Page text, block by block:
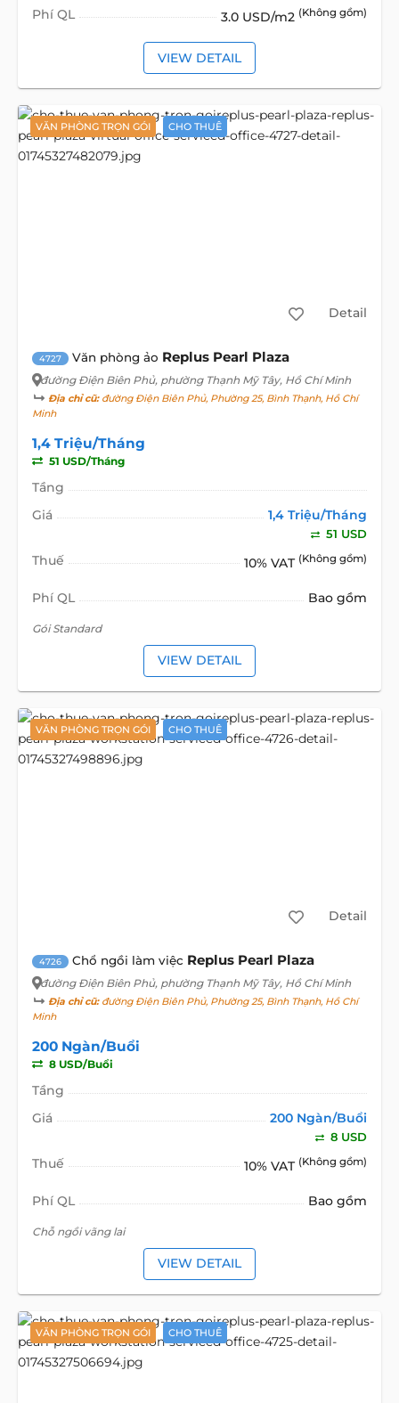
Phí QL 3.0 USD/m2 (Không gồm)
VIEW DETAIL
VĂN PHÒNG TRỌN GÓI CHO THUÊ
Detail
4727 Văn phòng ảo Replus Pearl Plaza
đường Điện Biên Phủ, phường Thạnh Mỹ Tây, Hồ Chí Minh
Địa chỉ cũ:đường Điện Biên Phủ, Phường 25, Bình Thạnh, Hồ Chí
Minh
1,4 Triệu/Tháng
51 USD/Tháng
Tầng
Giá
1,4 Triệu/Tháng
51 USD
Thuế 10% VAT (Không gồm)
Phí QL Bao gồm
Gói Standard
VIEW DETAIL
VĂN PHÒNG TRỌN GÓI CHO THUÊ
Detail
4726 Chổ ngồi làm việc Replus Pearl Plaza
đường Điện Biên Phủ, phường Thạnh Mỹ Tây, Hồ Chí Minh
Địa chỉ cũ:đường Điện Biên Phủ, Phường 25, Bình Thạnh, Hồ Chí
Minh
200 Ngàn/Buổi
8 USD/Buổi
Tầng
Giá
200 Ngàn/Buổi
8 USD
Thuế 10% VAT (Không gồm)
Phí QL Bao gồm
Chỗ ngồi vãng lai
VIEW DETAIL
VĂN PHÒNG TRỌN GÓI CHO THUÊ